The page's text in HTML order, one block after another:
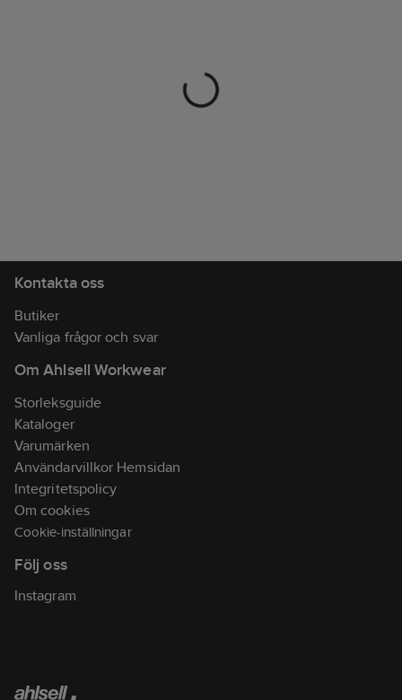
Kontakta oss
Butiker
Vanliga frågor och svar
Om Ahlsell Workwear
Storleksguide
Kataloger
Varumärken
Användarvillkor Hemsidan
Integritetspolicy
Om cookies
Cookie-inställningar
Följ oss
Instagram